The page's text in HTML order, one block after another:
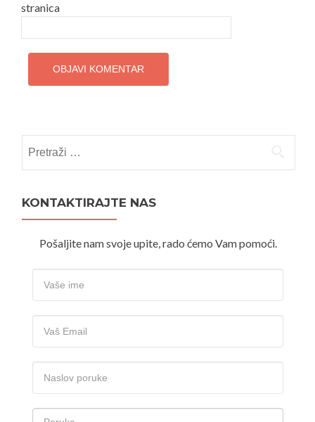
stranica
KONTAKTIRAJTE NAS
Pošaljite nam svoje upite, rado ćemo Vam pomoći.